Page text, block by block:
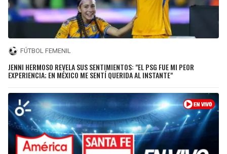
FÚTBOL FEMENIL
JENNI HERMOSO REVELA SUS SENTIMIENTOS: "EL PSG FUE MI PEOR
EXPERIENCIA; EN MÉXICO ME SENTÍ QUERIDA AL INSTANTE"